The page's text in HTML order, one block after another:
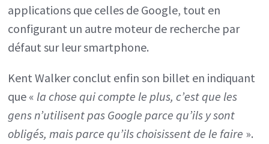
applications que celles de Google, tout en
configurant un autre moteur de recherche par
défaut sur leur smartphone.
Kent Walker conclut enfin son billet en indiquant
que « la chose qui compte le plus, c’est que les
gens n’utilisent pas Google parce qu’ils y sont
obligés, mais parce qu’ils choisissent de le faire ».